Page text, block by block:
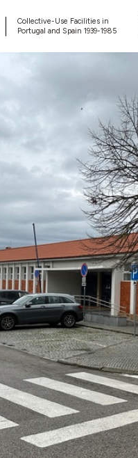
Collective-Use Facilities in
Portugal and Spain 1939-1985